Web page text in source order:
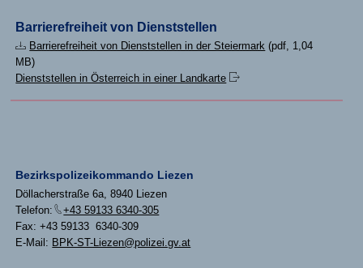
Barrierefreiheit von Dienststellen
Barrierefreiheit von Dienststellen in der Steiermark (pdf, 1,04
MB)
Dienststellen in Österreich in einer Landkarte
Bezirkspolizeikommando Liezen
Döllacherstraße 6a, 8940 Liezen
Telefon:
+43 59133 6340-305
Fax: +43 59133 6340-309
E-Mail: BPK-ST-Liezen@polizei.gv.at